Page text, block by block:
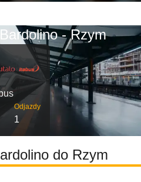
- Rzym
Odjazdy
1
do Rzym